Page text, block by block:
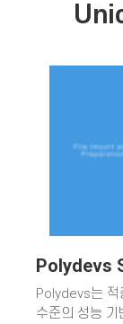
Polydevs
Polydevs는 적
수준의 성능